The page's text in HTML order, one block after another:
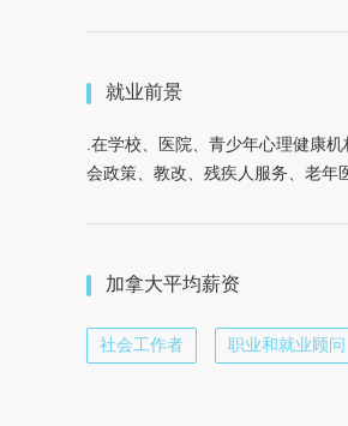
就业前景
.在学校、医院、青少年心理健康
会政策、教改、残疾人服务、老年
加拿大平均薪资
社会工作者 职业和就业顾问